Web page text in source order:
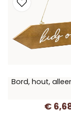
Bord, hout,
€